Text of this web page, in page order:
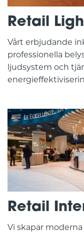
Retail
Vårt erbjudande
professionella
ljudsystem och
Retail
Vi skapar